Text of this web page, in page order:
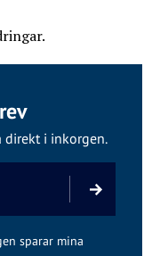
direkt i inkorgen.
sparar mina